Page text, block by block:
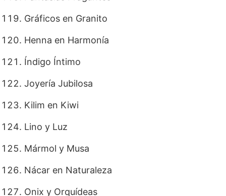
Gráficos en Granito
Henna en Harmonía
Índigo Íntimo
Joyería Jubilosa
Kilim en Kiwi
Lino y Luz
Mármol y Musa
Nácar en Naturaleza
Onix y Orquídeas